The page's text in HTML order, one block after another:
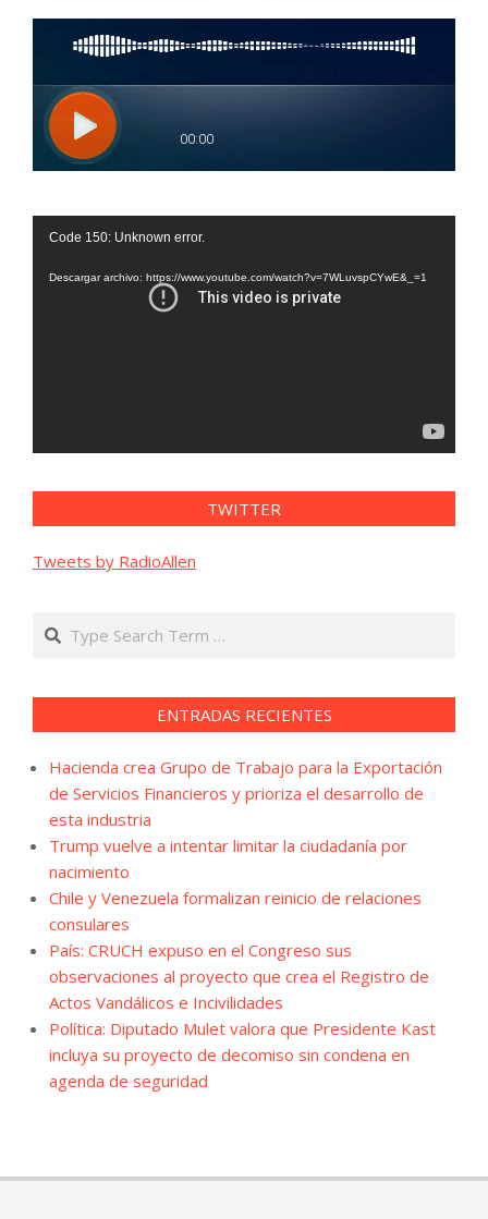
Reproductor
vídeo
Code 150: Unknown error.
Descargar archivo: https://www.youtube.com/watch?v=7WLuvspCYwE&_=1
TWITTER
Tweets by RadioAllen
Search
ENTRADAS RECIENTES
Hacienda crea Grupo de Trabajo para la Exportación
de Servicios Financieros y prioriza el desarrollo de
esta industria
Trump vuelve a intentar limitar la ciudadanía por
nacimiento
Chile y Venezuela formalizan reinicio de relaciones
consulares
País: CRUCH expuso en el Congreso sus
observaciones al proyecto que crea el Registro de
Actos Vandálicos e Incivilidades
Política: Diputado Mulet valora que Presidente Kast
incluya su proyecto de decomiso sin condena en
agenda de seguridad